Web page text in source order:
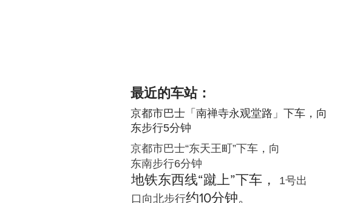
最近的车站：
京都市巴士「南禅寺永观堂路」下车，向
东步行5分钟
京都市巴士“东天王町”下车，向
东南步行6分钟
地铁东西线“蹴上”下车，
1号出
口 向北步行约10分钟。